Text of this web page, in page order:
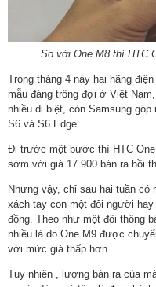
So với One M8 thì HTC
Trong tháng 4 này hai hãng
mẫu đáng trông đợi ở Việt
nhiều dị biệt, còn Samsung
S6 và S6 Edge
Đi trước một bước thì HTC
sớm với giá 17.900 bán ra hồi
Nhưng vậy, chỉ sau hai tuần
xách tay con một đôi người
đồng. Theo như một đôi thông
nhiều là do One M9 được
với mức giá thấp hơn.
Tuy nhiên , lượng bán ra của